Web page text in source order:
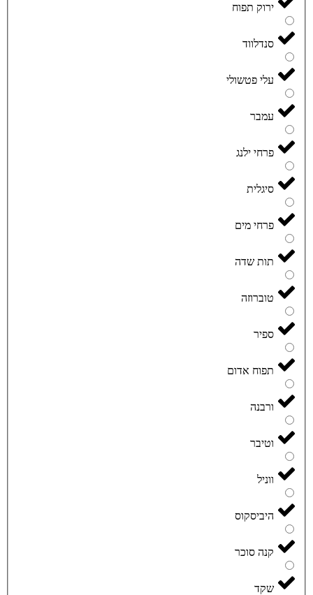
ירוק תפוח
סנדלווד
עלי פטשולי
עמבר
פרחי ילנג
סיגלית
פרחי מים
תות שדה
טוברוזה
ספיר
תפוח אדום
ורבנה
וטיבר
ווניל
היביסקוס
קנה סוכר
שקד